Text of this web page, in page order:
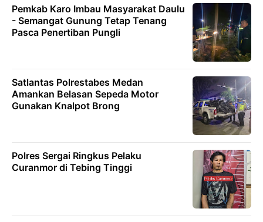
Pemkab Karo Imbau Masyarakat Daulu
- Semangat Gunung Tetap Tenang
Pasca Penertiban Pungli
Satlantas Polrestabes Medan
Amankan Belasan Sepeda Motor
Gunakan Knalpot Brong
Polres Sergai Ringkus Pelaku
Curanmor di Tebing Tinggi